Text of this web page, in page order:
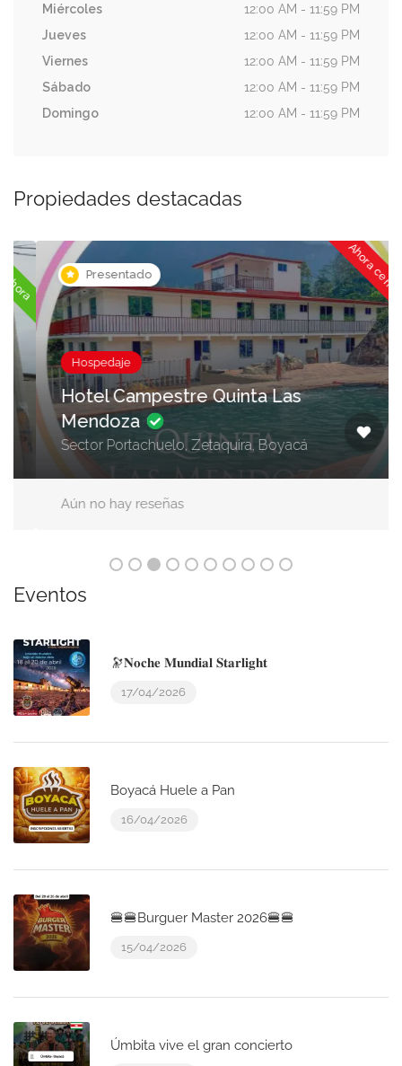
Miércoles
12:00 AM - 11:59 PM
Jueves
12:00 AM - 11:59 PM
Viernes
12:00 AM - 11:59 PM
Sábado
12:00 AM - 11:59 PM
Domingo
12:00 AM - 11:59 PM
Propiedades destacadas
Presentado Ahora cerrado
Hospedaje
Hotel Campestre Quinta Las
Mendoza
Sector Portachuelo, Zetaquira, Boyacá
Aún no hay reseñas
Eventos
🔭𝐍𝐨𝐜𝐡𝐞 𝐌𝐮𝐧𝐝𝐢𝐚𝐥 𝐒𝐭𝐚𝐫𝐥𝐢𝐠𝐡𝐭
17/04/2026
Boyacá Huele a Pan
16/04/2026
🍔🍔Burguer Master 2026🍔🍔
15/04/2026
Úmbita vive el gran concierto